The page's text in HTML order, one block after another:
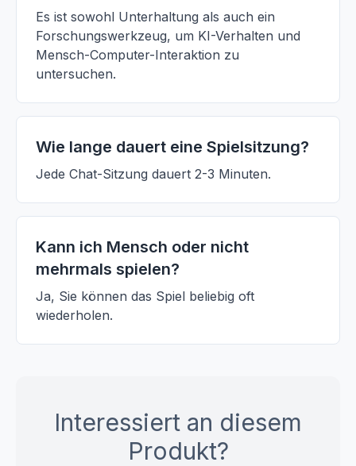
Es ist sowohl Unterhaltung als auch ein
Forschungswerkzeug, um KI-Verhalten und
Mensch-Computer-Interaktion zu
untersuchen.
Wie lange dauert eine Spielsitzung?
Jede Chat-Sitzung dauert 2-3 Minuten.
Kann ich Mensch oder nicht
mehrmals spielen?
Ja, Sie können das Spiel beliebig oft
wiederholen.
Interessiert an diesem
Produkt?